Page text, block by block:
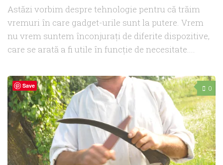
Astăzi vorbim despre tehnologie pentru că trăim
vremuri în care gadget-urile sunt la putere. Vrem
nu vrem suntem înconjuraţi de diferite dispozitive,
care se arată a fi utile în funcţie de necesitate....
0
Save